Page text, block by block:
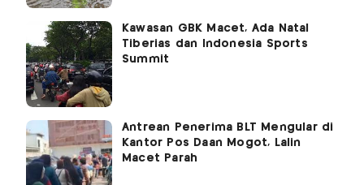
Kawasan GBK Macet, Ada Natal
Tiberias dan Indonesia Sports
Summit
Antrean Penerima BLT Mengular di
Kantor Pos Daan Mogot, Lalin
Macet Parah